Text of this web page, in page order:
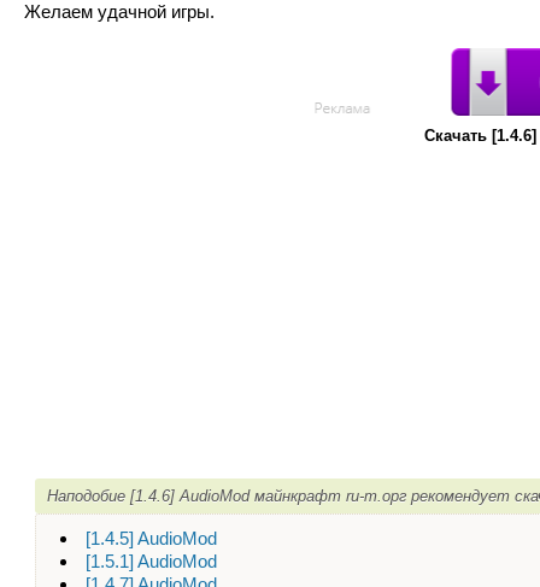
Желаем удачной игры.
Скачать
Наподобие [1.4.6] AudioMod майнкрафт ru-m.орг рекомендует
[1.4.5] AudioMod
[1.5.1] AudioMod